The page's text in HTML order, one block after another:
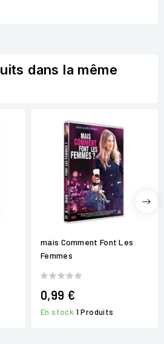
dans la même
mais Comment Font Les
Femmes
0,99 €
En stock 1 Produits